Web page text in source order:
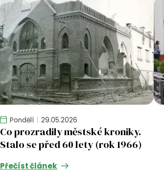
Pondělí 29.05.2026
Co prozradily městské kroniky.
Stalo se před 60 lety (rok 1966)
Přečíst článek